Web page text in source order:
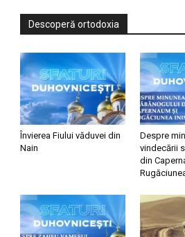
Descoperă ortodoxia
Învierea Fiului văduvei din
Nain
Despre
vindecării
din